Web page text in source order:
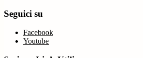
Seguici su
Facebook
Youtube